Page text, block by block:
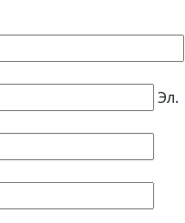
Эл.